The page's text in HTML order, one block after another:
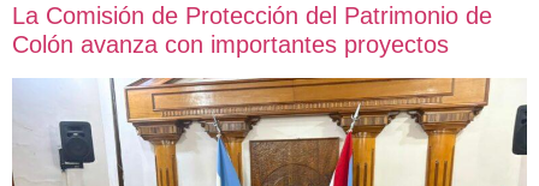
La Comisión de Protección del Patrimonio de
Colón avanza con importantes proyectos